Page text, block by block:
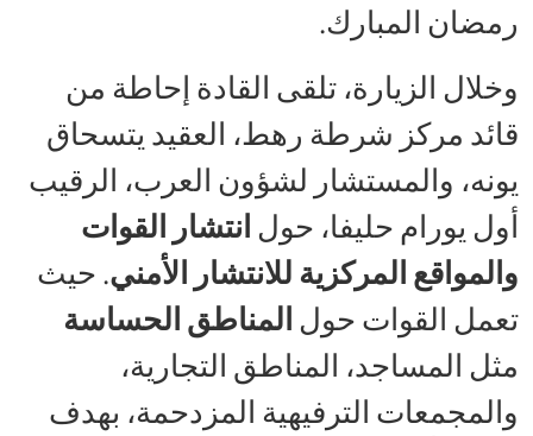
رمضان المبارك.
وخلال الزيارة، تلقى القادة إحاطة من
قائد مركز شرطة رهط، العقيد يتسحاق
يونه، والمستشار لشؤون العرب، الرقيب
أول يورام حليفا، حول انتشار القوات
والمواقع المركزية للانتشار الأمني. حيث
تعمل القوات حول المناطق الحساسة
مثل المساجد، المناطق التجارية،
والمجمعات الترفيهية المزدحمة، بهدف